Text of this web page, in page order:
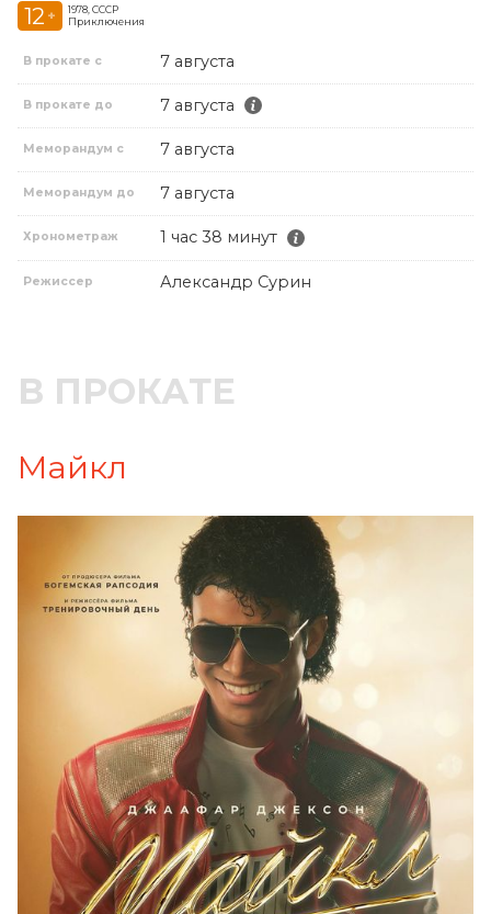
12 +
1978, СССР
Приключения
В прокате с 7 августа
В прокате до 7 августа
Меморандум с 7 августа
Меморандум до 7 августа
Хронометраж 1 час 38 минут
Режиссер Александр Сурин
В ПРОКАТЕ
Майкл